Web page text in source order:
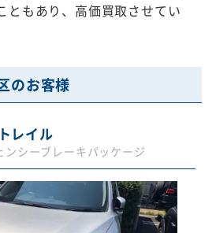
ともあり、高価買取させてい
のお客様
レイル
ンシーブレーキパッケージ